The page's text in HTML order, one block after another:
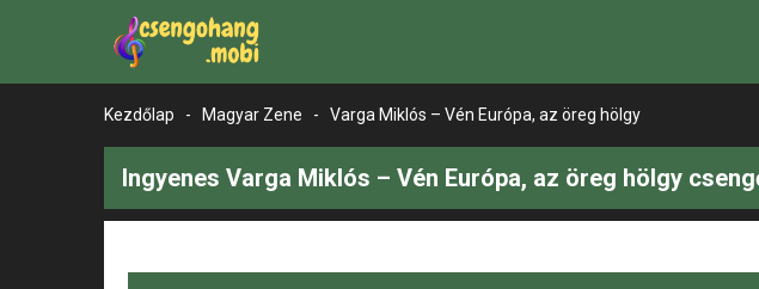
Kezdőlap - Magyar Zene - Varga Miklós – Vén Európa, az öreg hölgy
Ingyenes Varga Miklós – Vén Európa, az öreg hölgy